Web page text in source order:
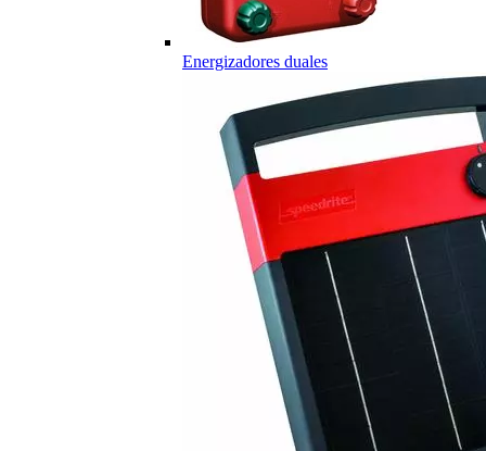
Energizadores duales